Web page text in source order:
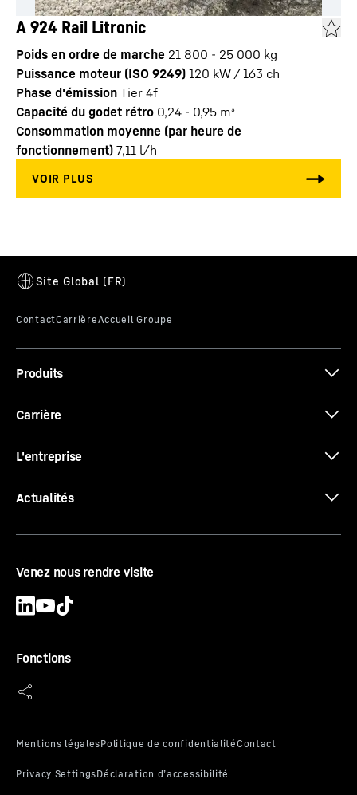
A 924 Rail Litronic
Poids en ordre de marche 21 800 - 25 000 kg
Puissance moteur (ISO 9249) 120 kW / 163 ch
Phase d'émission Tier 4f
Capacité du godet rétro 0,24 - 0,95 m³
Consommation moyenne (par heure de
fonctionnement) 7,11 l/h
Produits
Carrière
L'entreprise
Actualités
Venez nous rendre visite
Fonctions